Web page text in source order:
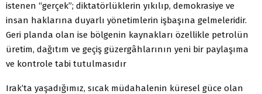
istenen “gerçek”; diktatörlüklerin yıkılıp, demokrasiye ve
insan haklarına duyarlı yönetimlerin işbaşına gelmeleridir.
Geri planda olan ise bölgenin kaynakları özellikle petrolün
üretim, dağıtım ve geçiş güzergâhlarının yeni bir paylaşıma
ve kontrole tabi tutulmasıdır
Irak’ta yaşadığımız, sıcak müdahalenin küresel güce olan